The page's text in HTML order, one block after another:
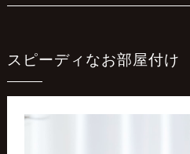
スピーディなお部屋付け